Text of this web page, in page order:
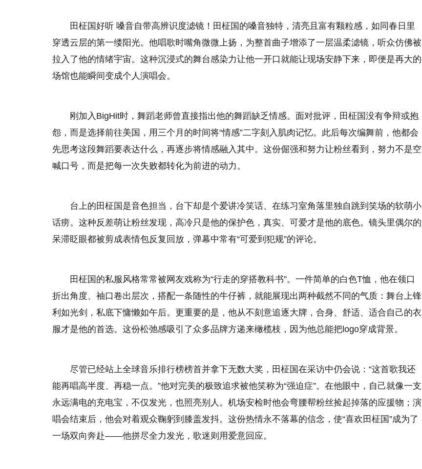
田柾国好听 嗓音自带高辨识度滤镜！田柾国的嗓音独特，清亮且富有颗粒感，如同春日里
穿透云层的第一缕阳光。他唱歌时嘴角微微上扬，为整首曲子增添了一层温柔滤镜，听众仿佛被
拉入了他的情绪宇宙。这种沉浸式的舞台感染力让他一开口就能让现场安静下来，即便是再大的
场馆也能瞬间变成个人演唱会。
刚加入BigHit时，舞蹈老师曾直接指出他的舞蹈缺乏情感。面对批评，田柾国没有争辩或抱
怨，而是选择前往美国，用三个月的时间将“情感”二字刻入肌肉记忆。此后每次编舞前，他都会
先思考这段舞蹈要表达什么，再逐步将情感融入其中。这份倔强和努力让粉丝看到，努力不是空
喊口号，而是把每一次失败都转化为前进的动力。
台上的田柾国是音色担当，台下却是个爱讲冷笑话、在练习室角落里独自跳到笑场的软萌小
话痨。这种反差萌让粉丝发现，高冷只是他的保护色，真实、可爱才是他的底色。镜头里偶尔的
呆滞眨眼都被剪成表情包反复回放，弹幕中常有“可爱到犯规”的评论。
田柾国的私服风格常常被网友戏称为“行走的穿搭教科书”。一件简单的白色T恤，他在领口
折出角度、袖口卷出层次，搭配一条随性的牛仔裤，就能展现出两种截然不同的气质：舞台上锋
利如光剑，私底下慵懒如午后。更重要的是，他从不刻意追逐大牌，合身、舒适、适合自己的衣
服才是他的首选。这份松弛感吸引了众多品牌方递来橄榄枝，因为他总能把logo穿成背景。
尽管已经站上全球音乐排行榜榜首并拿下无数大奖，田柾国在采访中仍会说：“这首歌我还
能再唱高半度、再稳一点。”他对完美的极致追求被他笑称为“强迫症”。在他眼中，自己就像一支
永远满电的充电宝，不仅发光，也照亮别人。机场安检时他会弯腰帮粉丝捡起掉落的应援物；演
唱会结束后，他会对着观众鞠躬到膝盖发抖。这份热情永不落幕的信念，使“喜欢田柾国”成为了
一场双向奔赴——他拼尽全力发光，歌迷则用爱意回应。